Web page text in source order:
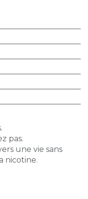
pas.
une vie sans
nicotine.